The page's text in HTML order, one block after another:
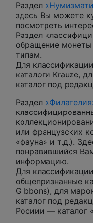
Раздел
здесь Вы можете
посмотреть
Раздел
обращение
типам.
Для
каталоги Krauze,
каталог под
Раздел
или французских
«фауна» и т.д.).
понравившийся
информацию.
Для
общепризнанные
Gibbons), для
каталог под
Росиии — каталог